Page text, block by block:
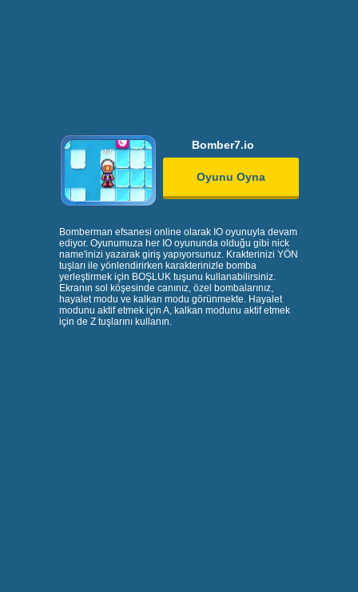
Bomber7.io
Oyunu Oyna
Bomberman efsanesi online olarak IO oyunuyla devam
ediyor. Oyunumuza her IO oyununda olduğu gibi nick
name'inizi yazarak giriş yapıyorsunuz. Krakterinizi YÖN
tuşları ile yönlendirirken karakterinizle bomba
yerleştirmek için BOŞLUK tuşunu kullanabilirsiniz.
Ekranın sol köşesinde canınız, özel bombalarınız,
hayalet modu ve kalkan modu görünmekte. Hayalet
modunu aktif etmek için A, kalkan modunu aktif etmek
için de Z tuşlarını kullanın.